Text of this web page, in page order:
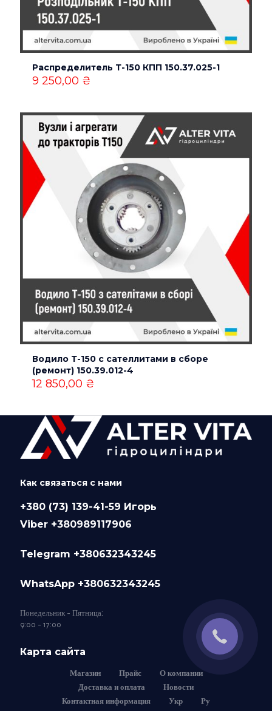
Распределитель Т-150 КПП 150.37.025-1
9 250,00 ₴
Водило Т-150 с сателлитами в сборе
(ремонт) 150.39.012-4
12 850,00 ₴
Как связаться с нами
+380 (73) 139-41-59 Игорь
Viber +380989117906
Telegram +380632343245
WhatsApp +380632343245
Понедельник - Пятница:
9:00 - 17:00
Карта сайта
Магазин Прайс
О компании
Доставка и оплата
Новости
Контактная информация
Укр Ру